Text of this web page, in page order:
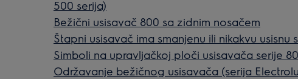
500 serija)
Bežični usisavač 800 sa zidnim nosačem
Štapni usisavač ima smanjenu ili nikakvu usisnu
Simboli na upravljačkoj ploči usisavača serije
Održavanje bežičnog usisavača (serija